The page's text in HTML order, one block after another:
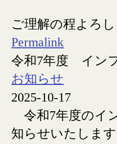
ご理解の程よろ
Permalink
令和7年度 イン
お知らせ
2025-10-17
令和7年度のイ
知らせいたします